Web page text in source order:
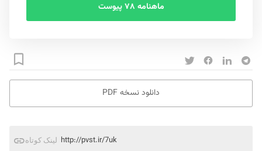
ماهنامه ۷۸ پیوست
دانلود نسخه PDF
لینک کوتاه http://pvst.ir/7uk